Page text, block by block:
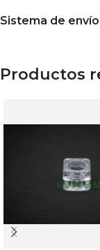
Sistema de envío
Productos